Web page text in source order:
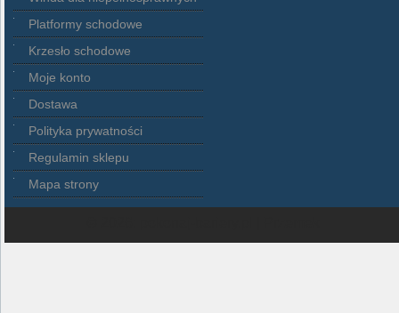
Platformy schodowe
Krzesło schodowe
Moje konto
Dostawa
Polityka prywatności
Regulamin sklepu
Mapa strony